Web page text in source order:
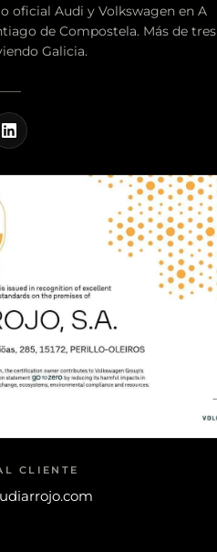
oficial Audi y Volkswagen en A
de Compostela. Más de tres
Galicia.
CLIENTE